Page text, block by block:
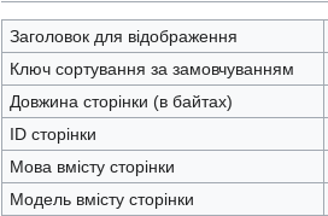
до
навігації
до
пошуку
Заголовок для відображення
Ключ сортування за замовчуванням
Довжина сторінки (в байтах)
ID сторінки
Мова вмісту сторінки
Модель вмісту сторінки